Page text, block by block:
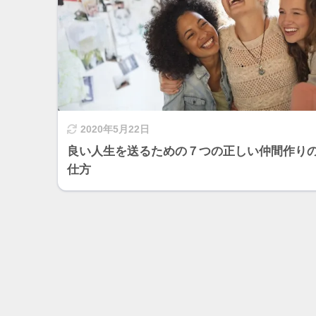
2020年5月22日
良い人生を送るための７つの正しい仲間作り
仕方